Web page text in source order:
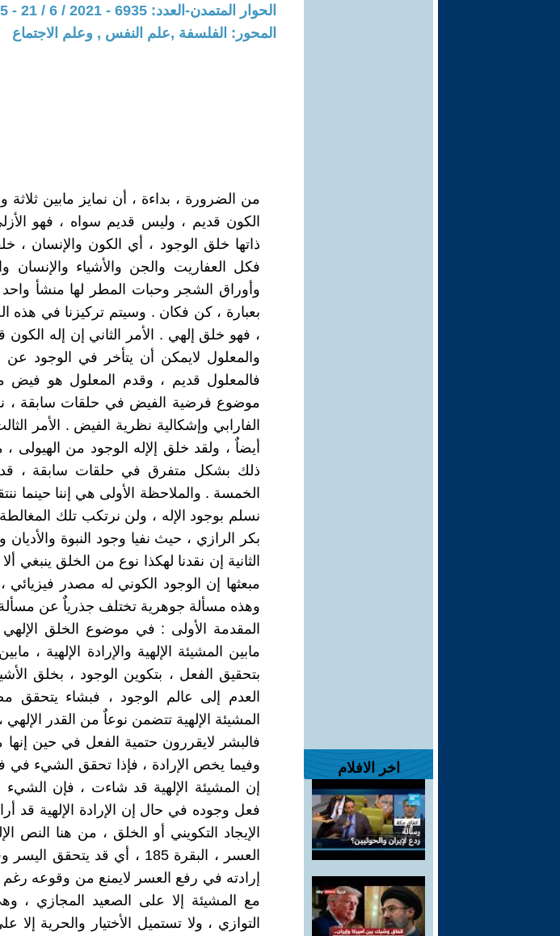
اخر الافلام
الحوار المتمدن-العدد: 6935 - 2021 / 6 / 21 - 08:55
المحور: الفلسفة ,علم النفس , وعلم الاجتماع
من الضرورة ، بداءة ، أن نمايز مابين ثلاثة
الكون قديم ، وليس قديم سواه ، فهو
ذاتها خلق الوجود ، أي الكون والإنسان
فكل العفاريت والجن والأشياء والإنسان
وأوراق الشجر وحبات المطر لها منشأ
بعبارة ، كن فكان . وسيتم تركيزنا في هذه
، فهو خلق إلهي . الأمر الثاني إن إله
والمعلول لايمكن أن يتأخر في الوجود عن
فالمعلول قديم ، وقدم المعلول هو فيض
موضوع فرضية الفيض في حلقات سابقة ،
الفارابي وإشكالية نظرية الفيض . الأمر
أيضاٌ ، ولقد خلق إلإله الوجود من الهيولى
ذلك بشكل متفرق في حلقات سابقة ، قدم
الخمسة . والملاحظة الأولى هي إننا حينما
نسلم بوجود الإله ، ولن نرتكب تلك
بكر الرازي ، حيث نفيا وجود النبوة
الثانية إن نقدنا لهكذا نوع من الخلق ينبغي
مبعثها إن الوجود الكوني له مصدر
وهذه مسألة جوهرية تختلف جذرياٌ عن مسألة
المقدمة الأولى : في موضوع الخلق
مابين المشيئة الإلهية والإرادة الإلهية
بتحقيق الفعل ، بتكوين الوجود ، بخلق
العدم إلى عالم الوجود ، فبشاء
المشيئة الإلهية تتضمن نوعاٌ من القدر
فالبشر لايقررون حتمية الفعل في حين
وفيما يخص الإرادة ، فإذا تحقق الشيء
إن المشيئة الإلهية قد شاءت ، فإن
فعل وجوده في حال إن الإرادة الإلهية قد
الإيجاد التكويني أو الخلق ، من هنا النص
العسر ، البقرة 185 ، أي قد
إرادته في رفع العسر لايمنع من وقوعه رغم
مع المشيئة إلا على الصعيد المجازي ،
التوازي ، ولا تستميل الأختيار والحرية